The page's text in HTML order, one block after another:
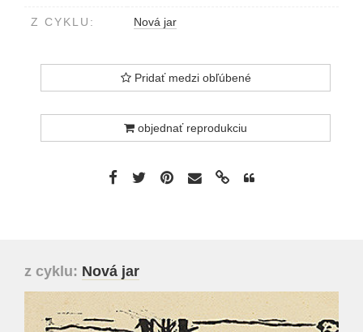
Z CYKLU: Nová jar
Pridať medzi obľúbené
objednať reprodukciu
z cyklu: Nová jar